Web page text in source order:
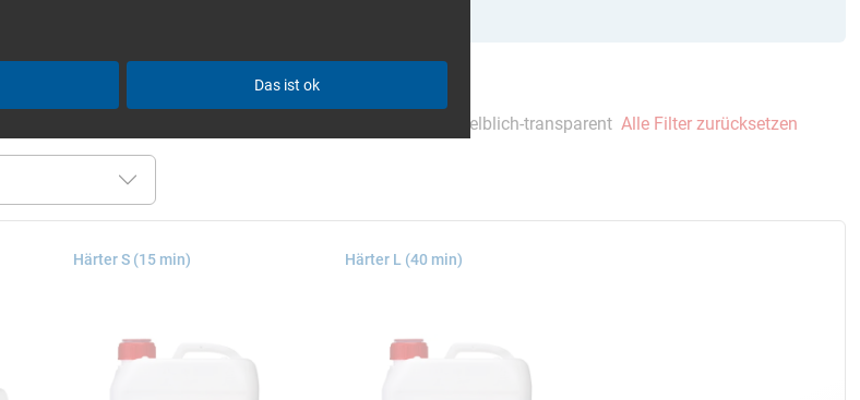
gelblich-transparent Alle Filter zurücksetzen
Härter S (15 min) Härter L (40 min)
Das ist ok